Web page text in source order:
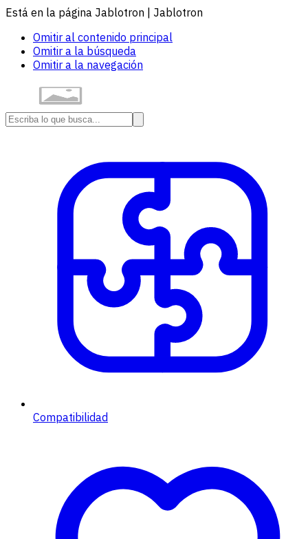
Está en la página Jablotron | Jablotron
Omitir al contenido principal
Omitir a la búsqueda
Omitir a la navegación
Compatibilidad